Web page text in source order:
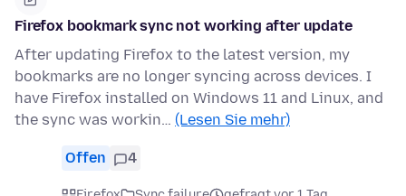
Firefox bookmark sync not working after update
After updating Firefox to the latest version, my
bookmarks are no longer syncing across devices. I
have Firefox installed on Windows 11 and Linux, and
the sync was workin… (Lesen Sie mehr)
Offen 4